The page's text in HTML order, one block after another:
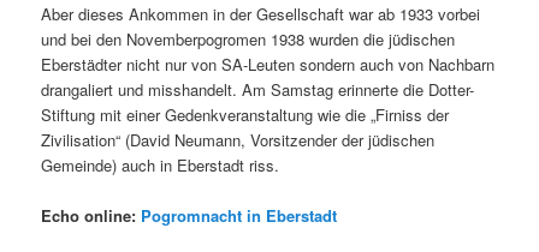
Aber dieses Ankommen in der Gesellschaft war ab 1933 vorbei
und bei den Novemberpogromen 1938 wurden die jüdischen
Eberstädter nicht nur von SA-Leuten sondern auch von Nachbarn
drangaliert und misshandelt. Am Samstag erinnerte die Dotter-
Stiftung mit einer Gedenkveranstaltung wie die „Firniss der
Zivilisation“ (David Neumann, Vorsitzender der jüdischen
Gemeinde) auch in Eberstadt riss.
Echo online: Pogromnacht in Eberstadt